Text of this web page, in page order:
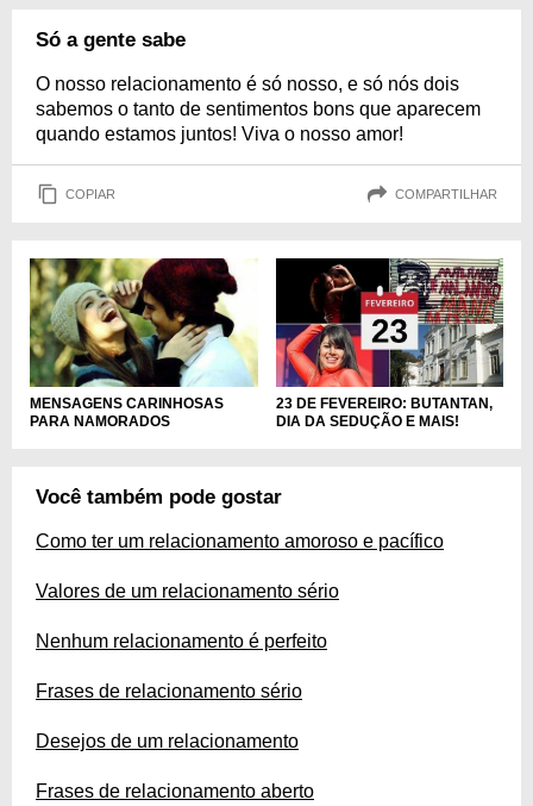
Só a gente sabe
O nosso relacionamento é só nosso, e só nós dois
sabemos o tanto de sentimentos bons que aparecem
quando estamos juntos! Viva o nosso amor!
COPIAR COMPARTILHAR
MENSAGENS CARINHOSAS
PARA NAMORADOS
23 DE FEVEREIRO: BUTANTAN,
DIA DA SEDUÇÃO E MAIS!
Você também pode gostar
Como ter um relacionamento amoroso e pacífico
Valores de um relacionamento sério
Nenhum relacionamento é perfeito
Frases de relacionamento sério
Desejos de um relacionamento
Frases de relacionamento aberto